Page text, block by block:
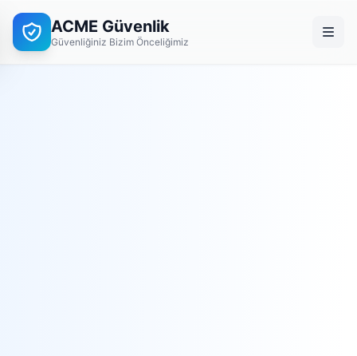
ACME Güvenlik
Güvenliğiniz Bizim Önceliğimiz